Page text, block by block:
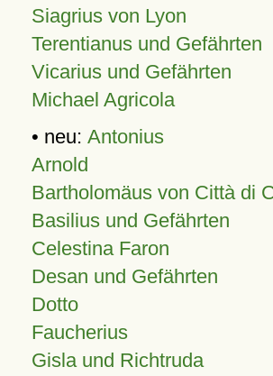
Siagrius von Lyon
Terentianus und Gefährten
Vicarius und Gefährten
Michael Agricola
• neu: Antonius
Arnold
Bartholomäus von Città di
Basilius und Gefährten
Celestina Faron
Desan und Gefährten
Dotto
Faucherius
Gisla und Richtruda